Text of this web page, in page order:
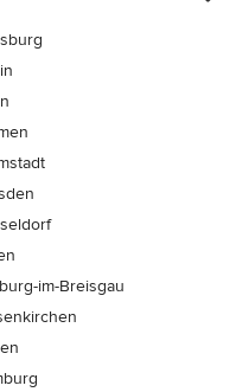
im-Breisgau